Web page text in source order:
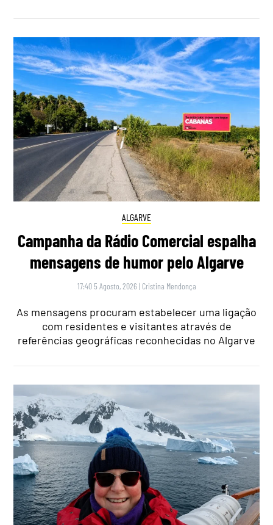
ALGARVE
Campanha da Rádio Comercial espalha
mensagens de humor pelo Algarve
17:40 5 Agosto, 2026 | Cristina Mendonça
As mensagens procuram estabelecer uma ligação
com residentes e visitantes através de
referências geográficas reconhecidas no Algarve